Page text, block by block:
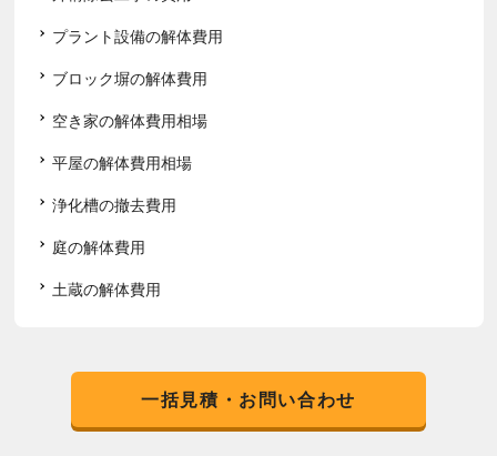
プラント設備の解体費用
ブロック塀の解体費用
空き家の解体費用相場
平屋の解体費用相場
浄化槽の撤去費用
庭の解体費用
土蔵の解体費用
一括見積・お問い合わせ